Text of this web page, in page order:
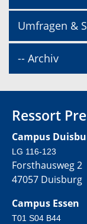
Umfragen &
-- Archiv
Ressort
Campus
LG 116-123
Forsthausweg 2
47057 Duisburg
Campus Essen
T01 S04 B44